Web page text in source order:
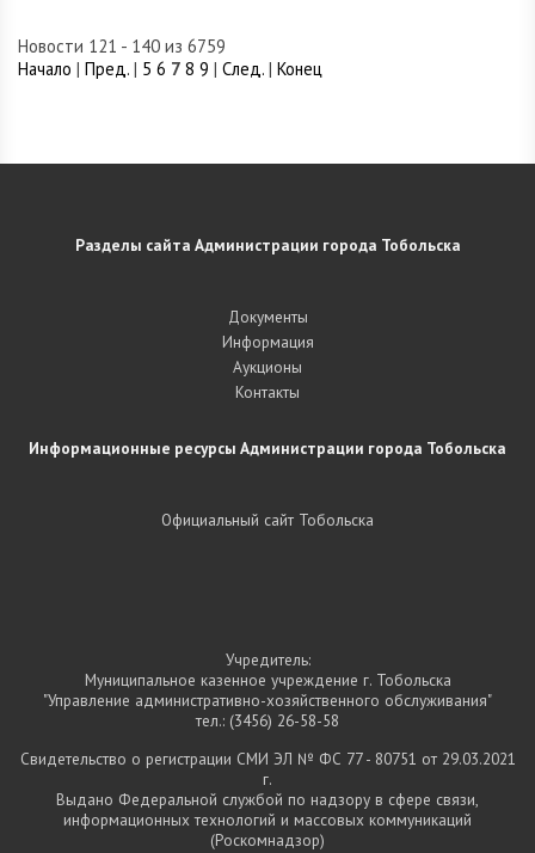
Новости 121 - 140 из 6759
Начало | Пред. | 5 6 7 8 9 | След. | Конец
Разделы сайта Администрации города Тобольска
Документы
Информация
Аукционы
Контакты
Информационные ресурсы Администрации города Тобольска
Официальный сайт Тобольска
Учредитель:
Муниципальное казенное учреждение г. Тобольска
"Управление административно-хозяйственного обслуживания"
тел.: (3456) 26-58-58
Свидетельство о регистрации СМИ ЭЛ № ФС 77 - 80751 от 29.03.2021
г.
Выдано Федеральной службой по надзору в сфере связи,
информационных технологий и массовых коммуникаций
(Роскомнадзор)